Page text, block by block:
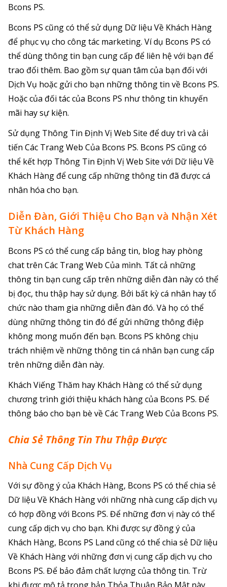
Bcons PS.
Bcons PS cũng có thể sử dụng Dữ liệu Về Khách Hàng
để phục vụ cho công tác marketing. Ví dụ Bcons PS có
thể dùng thông tin bạn cung cấp để liên hệ với bạn để
trao đổi thêm. Bao gồm sự quan tâm của bạn đối với
Dịch Vụ hoặc gửi cho bạn những thông tin về Bcons PS.
Hoặc của đối tác của Bcons PS như thông tin khuyến
mãi hay sự kiện.
Sử dụng Thông Tin Định Vị Web Site để duy trì và cải
tiến Các Trang Web Của Bcons PS. Bcons PS cũng có
thể kết hợp Thông Tin Định Vị Web Site với Dữ liệu Về
Khách Hàng để cung cấp những thông tin đã được cá
nhân hóa cho bạn.
Diễn Đàn, Giới Thiệu Cho Bạn và Nhận Xét
Từ Khách Hàng
Bcons PS có thể cung cấp bảng tin, blog hay phòng
chat trên Các Trang Web Của mình. Tất cả những
thông tin bạn cung cấp trên những diễn đàn này có thể
bị đọc, thu thập hay sử dụng. Bởi bất kỳ cá nhân hay tổ
chức nào tham gia những diễn đàn đó. Và họ có thể
dùng những thông tin đó để gửi những thông điệp
không mong muốn đến bạn. Bcons PS không chịu
trách nhiệm về những thông tin cá nhân bạn cung cấp
trên những diễn đàn này.
Khách Viếng Thăm hay Khách Hàng có thể sử dụng
chương trình giới thiệu khách hàng của Bcons PS. Để
thông báo cho bạn bè về Các Trang Web Của Bcons PS.
Chia Sẻ Thông Tin Thu Thập Được
Nhà Cung Cấp Dịch Vụ
Với sự đồng ý của Khách Hàng, Bcons PS có thể chia sẻ
Dữ liệu Về Khách Hàng với những nhà cung cấp dịch vụ
có hợp đồng với Bcons PS. Để những đơn vị này có thể
cung cấp dịch vụ cho bạn. Khi được sự đồng ý của
Khách Hàng, Bcons PS Land cũng có thể chia sẻ Dữ liệu
Về Khách Hàng với những đơn vị cung cấp dịch vụ cho
Bcons PS. Để bảo đảm chất lượng của thông tin. Trừ
khi được mô tả trong bản Thỏa Thuận Bảo Mật này.